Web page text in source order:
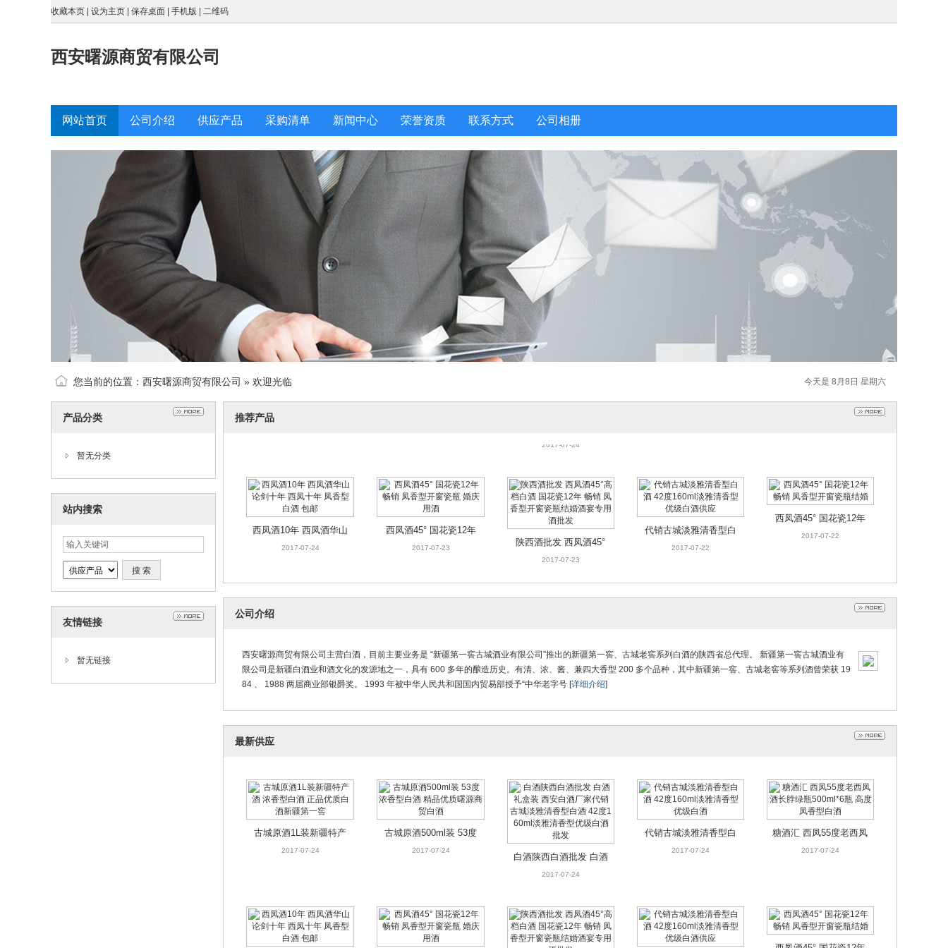
收藏本页 设为主页 保存桌面 手机版 二维码
西安曙源商贸有限公司
网站首页 公司介绍 供应产品 采购清单 新闻中心 荣誉资质 联系方式 公司相册
今天是 8月8日 星期六
您当前的位置： 西安曙源商贸有限公司 » 欢迎光临
产品分类
暂无分类
站内搜索
友情链接
暂无链接
推荐产品
古城原酒1L装新疆特产
酒 浓香型白酒 正品优
质白酒新疆第一窖
2017-07-24
浓香型白酒 精品优质曙
2017-07-24
销古城淡雅清香型白酒
优级白酒批发
酒 42度160ml淡雅清香
2017-07-24
糖酒汇 西凤55度老西凤
酒长脖绿瓶500ml*6瓶
2017-07-24
西凤酒10年 西凤酒华山
论剑十年 西凤十年 凤
香型白酒 包邮
2017-07-24
西凤酒45° 国花瓷12年
畅销 凤香型开窗瓷瓶
婚庆用酒
2017-07-23
陕西酒批发 西凤酒45°
高档白酒 国花瓷12年
畅销 凤香型开窗瓷瓶结
2017-07-23
代销古城淡雅清香型白
酒 42度160ml淡雅清香
型 优级白酒供应
2017-07-22
西凤酒45° 国花瓷12年
畅销 凤香型开窗瓷瓶结
婚
2017-07-22
酒 浓香型白酒 正品优
质白酒新疆第一窖
2017-07-24
浓香型白酒 精品优质曙
源商贸白酒
2017-07-24
白酒陕西白酒批发 白酒
礼盒装 西安白酒厂家代
2017-07-24
酒 42度160ml淡雅清香
型优级白酒
2017-07-24
酒长脖绿瓶500ml*6瓶
高度凤香型白酒
2017-07-24
论剑十年 西凤十年 凤
香型白酒 包邮
2017-07-24
畅销 凤香型开窗瓷瓶
婚庆用酒
2017-07-23
陕西酒批发 西凤酒45°
高档白酒 国花瓷12年
畅销 凤香型开窗瓷瓶结
婚酒宴专用酒批发
2017-07-23
酒 42度160ml淡雅清香
型 优级白酒供应
2017-07-22
婚
公司介绍
西安曙源商贸有限公司主营白酒，目前主要业务是 “新疆第一窖古城酒业有限公司”推出的新疆第一窖、古城老窖系列白酒的陕西省总代理。 新疆第一窖古城酒业有
限公司是新疆白酒业和酒文化的发源地之一，具有 600 多年的酿造历史。有清、浓、酱、兼四大香型 200 多个品种，其中新疆第一窖、古城老窖等系列酒曾荣获 19
84 、 1988 两届商业部银爵奖。 1993 年被中华人民共和国国内贸易部授予“中华老字号 [详细介绍]
最新供应
古城原酒1L装新疆特产
酒 浓香型白酒 正品优
2017-07-24
古城原酒500ml装 53度
浓香型白酒 精品优质曙
2017-07-24
白酒陕西白酒批发 白酒
礼盒装 西安白酒厂家代
42度160ml淡雅清香型
优级白酒批发
2017-07-24
代销古城淡雅清香型白
酒 42度160ml淡雅清香
2017-07-24
糖酒汇 西凤55度老西凤
酒长脖绿瓶500ml*6瓶
2017-07-24